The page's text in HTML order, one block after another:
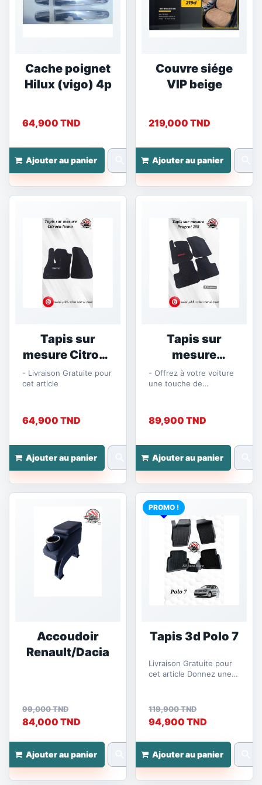
Cache poignet
Hilux (vigo) 4p
64,900 TND
Ajouter au panier
Couvre siége
VIP beige
219,000 TND
Ajouter au panier
Tapis sur
mesure Citroën
Nemo
- Livraison Gratuite pour
cet article
64,900 TND
Ajouter au panier
Tapis sur
mesure
Peugeot...
- Offrez à votre voiture
une touche de
mesure en...
89,900 TND
Ajouter au panier
Accoudoir
Renault/Dacia
99,000 TND
84,000 TND
Ajouter au panier
Tapis 3d Polo 7
Livraison Gratuite pour
cet article Donnez une
119,900 TND
94,900 TND
Ajouter au panier
PROMO !